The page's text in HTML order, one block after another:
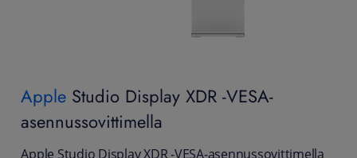
Apple Studio Display XDR -VESA-
asennussovittimella